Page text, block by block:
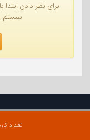
برای نظر دادن ابتدا
سیستم
تعداد